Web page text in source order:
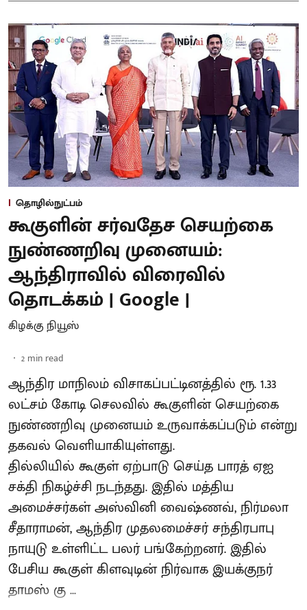
தொழில்நுட்பம்
கூகுளின் சர்வதேச செயற்கை
நுண்ணறிவு முனையம்:
ஆந்திராவில் விரைவில்
தொடக்கம் | Google |
கிழக்கு நியூஸ்
2 min read
ஆந்திர மாநிலம் விசாகப்பட்டினத்தில் ரூ. 1.33
லட்சம் கோடி செலவில் கூகுளின் செயற்கை
நுண்ணறிவு முனையம் உருவாக்கப்படும் என்று
தகவல் வெளியாகியுள்ளது.
தில்லியில் கூகுள் ஏற்பாடு செய்த பாரத் ஏஐ
சக்தி நிகழ்ச்சி நடந்தது. இதில் மத்திய
அமைச்சர்கள் அஸ்வினி வைஷ்ணவ், நிர்மலா
சீதாராமன், ஆந்திர முதலமைச்சர் சந்திரபாபு
நாயுடு உள்ளிட்ட பலர் பங்கேற்றனர். இதில்
பேசிய கூகுள் கிளவுடின் நிர்வாக இயக்குநர்
தாமஸ் கு ...